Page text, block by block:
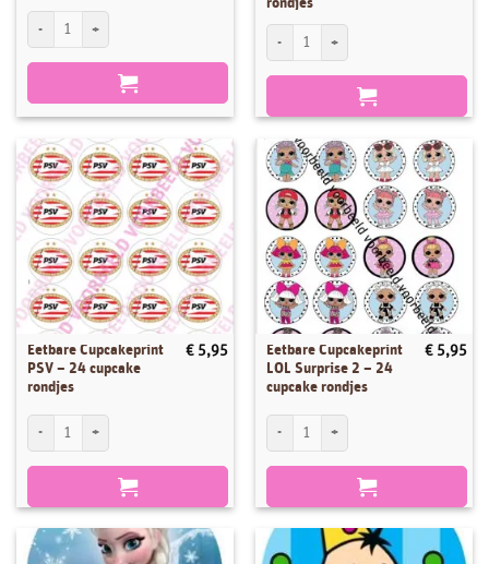
Eetbare Taartprint 100 dollar biljet 10cm aantal
Eetbare Taartprint Unicorn 2 - 18 cm
Eetbare Cupcakeprint
PSV – 24 cupcake
rondjes
€ 5,95
Eetbare Cupcakeprint
LOL Surprise 2 – 24
cupcake rondjes
€ 5,95